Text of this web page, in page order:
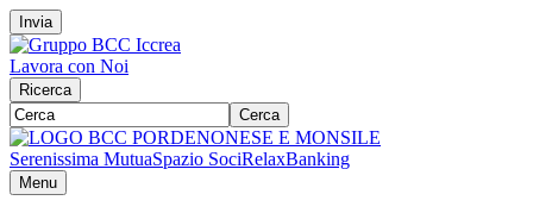
Invia
Lavora con Noi
Ricerca
Cerca
Serenissima MutuaSpazio SociRelaxBanking
Menu